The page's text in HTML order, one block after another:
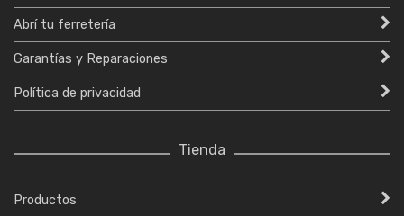
Abrí tu ferretería
Garantías y Reparaciones
Política de privacidad
Tienda
Productos